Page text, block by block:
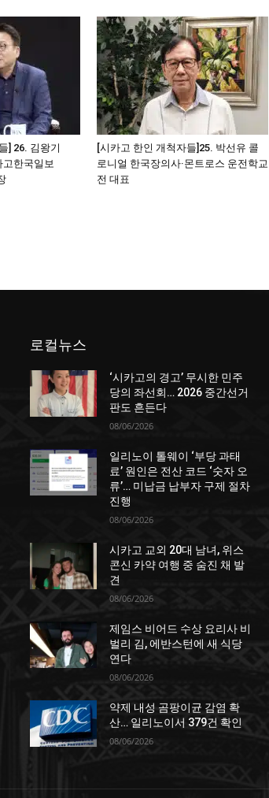
] 26. 김왕기
한국일보
[시카고 한인 개척자들]25. 박선유 콜
로니얼 한국장의사·몬트로스 운전학교
전 대표
로컬뉴스
‘시카고의 경고’ 무시한 민주
당의 좌선회… 2026 중간선거
판도 흔든다
08/06/2026
일리노이 톨웨이 ‘부당 과태
료’ 원인은 전산 코드 ‘숫자 오
류’… 미납금 납부자 구제 절차
진행
08/06/2026
시카고 교외 20대 남녀, 위스
콘신 카약 여행 중 숨진 채 발
견
08/06/2026
제임스 비어드 수상 요리사 비
벌리 김, 에반스턴에 새 식당
연다
08/06/2026
약제 내성 곰팡이균 감염 확
산… 일리노이서 379건 확인
08/06/2026